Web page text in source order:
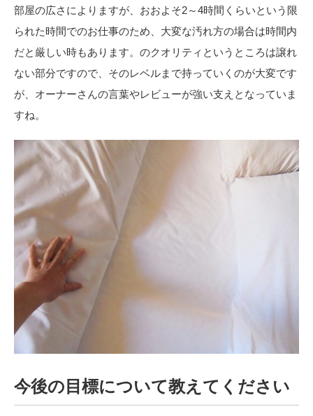
部屋の広さによりますが、おおよそ2～4時間くらいという限
られた時間でのお仕事のため、大変な汚れ方の場合は時間内
だと厳しい時もあります。のクオリティというところは譲れ
ない部分ですので、そのレベルまで持っていくのが大変です
が、オーナーさんの言葉やレビューが強い支えとなっていま
すね。
今後の目標について教えてください